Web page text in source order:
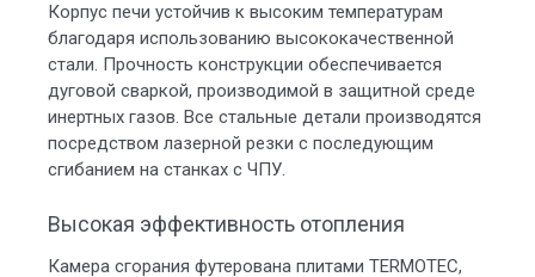
Корпус печи устойчив к высоким температурам
благодаря использованию высококачественной
стали. Прочность конструкции обеспечивается
дуговой сваркой, производимой в защитной среде
инертных газов. Все стальные детали производятся
посредством лазерной резки с последующим
сгибанием на станках с ЧПУ.
Высокая эффективность отопления
Камера сгорания футерована плитами TERMOTEC,